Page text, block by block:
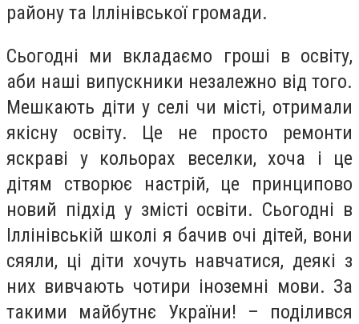
району та Іллінівської громади.
Сьогодні ми вкладаємо гроші в освіту,
аби наші випускники незалежно від того.
Мешкають діти у селі чи місті, отримали
якісну освіту. Це не просто ремонти
яскраві у кольорах веселки, хоча і це
дітям створює настрій, це принципово
новий підхід у змісті освіти. Сьогодні в
Іллінівській школі я бачив очі дітей, вони
сяяли, ці діти хочуть навчатися, деякі з
них вивчають чотири іноземні мови. За
такими майбутнє України! – поділився